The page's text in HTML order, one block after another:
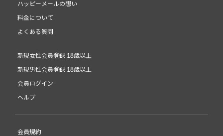
ハッピーメールの想い
料金について
よくある質問
新規女性会員登録 18歳以上
新規男性会員登録 18歳以上
会員ログイン
ヘルプ
会員規約